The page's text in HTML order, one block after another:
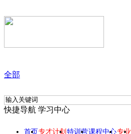
全部
快捷导航 学习中心
首页专才计划 特训营课程中心专业